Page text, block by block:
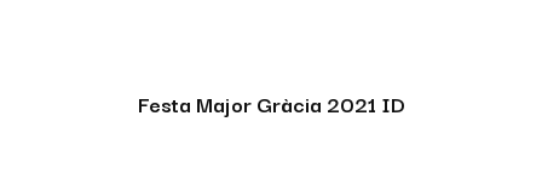
Festa Major Gràcia 2021 ID